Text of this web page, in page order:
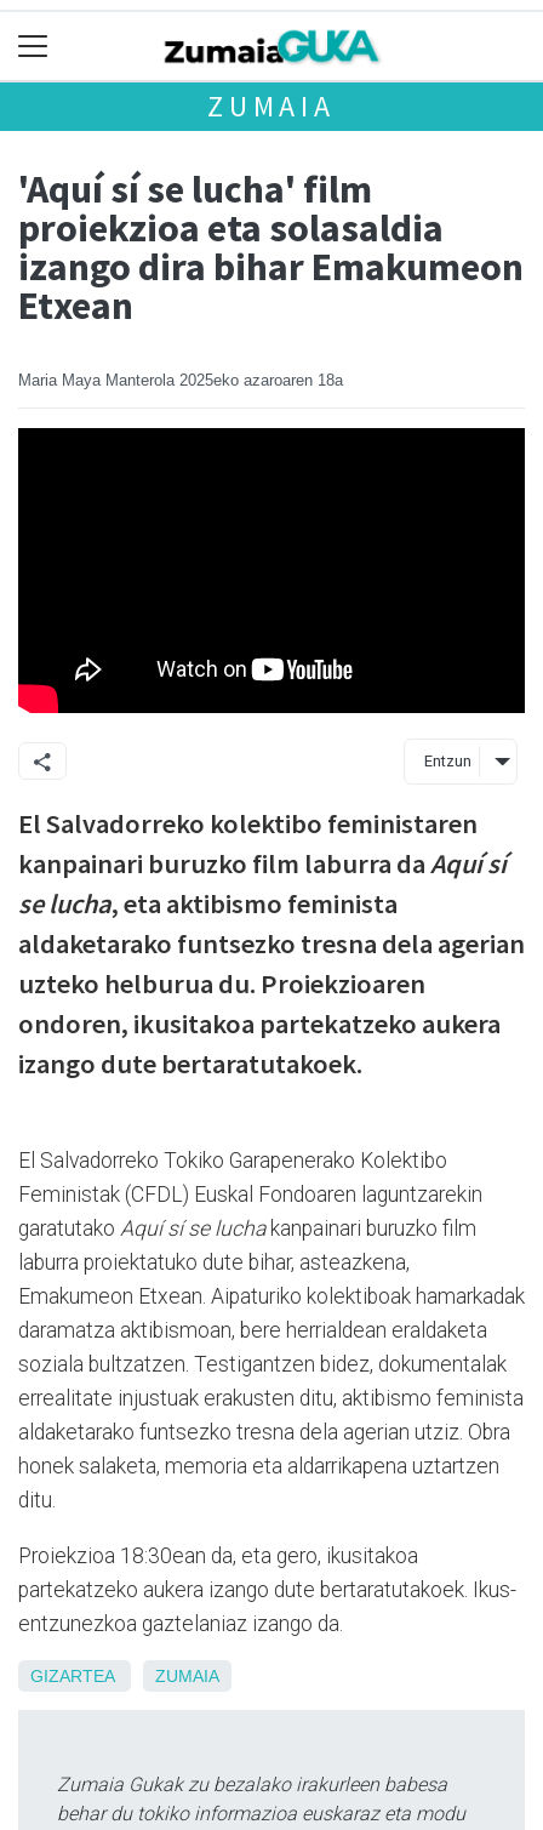
ZUMAIA
'Aquí sí se lucha' film
proiekzioa eta solasaldia
izango dira bihar Emakumeon
Etxean
Maria Maya Manterola 2025eko azaroaren 18a
Entzun
El Salvadorreko kolektibo feministaren
kanpainari buruzko film laburra daAquí sí
se lucha, eta aktibismo feminista
aldaketarako funtsezko tresna dela agerian
uzteko helburua du. Proiekzioaren
ondoren, ikusitakoa partekatzeko aukera
izango dute bertaratutakoek.
El Salvadorreko Tokiko Garapenerako Kolektibo
Feministak (CFDL) Euskal Fondoaren laguntzarekin
garatutako Aquí sí se luchakanpainari buruzko film
laburra proiektatuko dute bihar, asteazkena,
Emakumeon Etxean. Aipaturiko kolektiboak hamarkadak
daramatza aktibismoan, bere herrialdean eraldaketa
soziala bultzatzen. Testigantzen bidez, dokumentalak
errealitate injustuak erakusten ditu, aktibismo feminista
aldaketarako funtsezko tresna dela agerian utziz. Obra
honek salaketa, memoria eta aldarrikapena uztartzen
ditu.
Proiekzioa 18:30ean da, eta gero, ikusitakoa
partekatzeko aukera izango dute bertaratutakoek. Ikus-
entzunezkoa gaztelaniaz izango da.
GIZARTEA ZUMAIA
Zumaia Gukak zu bezalako irakurleen babesa
behar du tokiko informazioa euskaraz eta modu